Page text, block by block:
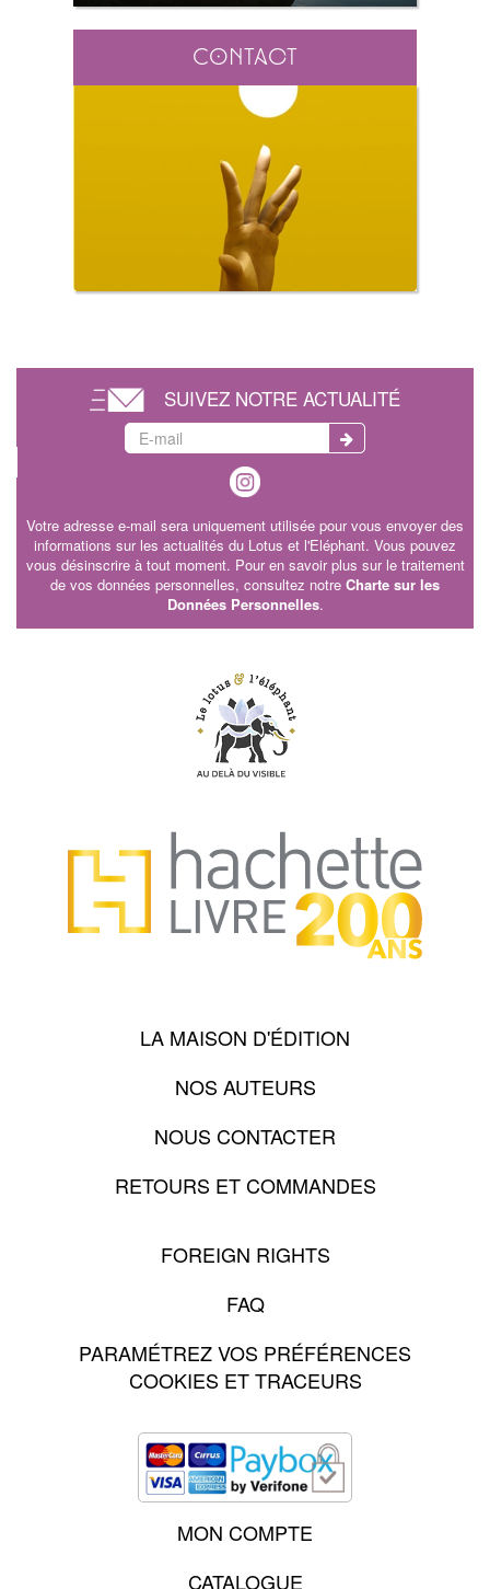
Contact
SUIVEZ NOTRE ACTUALITÉ
Votre adresse e-mail sera uniquement utilisée pour vous envoyer des
informations sur les actualités du Lotus et l'Eléphant. Vous pouvez
vous désinscrire à tout moment. Pour en savoir plus sur le traitement
de vos données personnelles, consultez notre Charte sur les
Données Personnelles.
LA MAISON D'ÉDITION
NOS AUTEURS
NOUS CONTACTER
RETOURS ET COMMANDES
FOREIGN RIGHTS
FAQ
PARAMÉTREZ VOS PRÉFÉRENCES
COOKIES ET TRACEURS
MON COMPTE
CATALOGUE